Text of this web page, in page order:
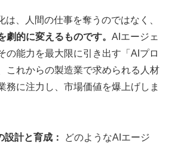
は、人間の仕事を奪うのではなく、
劇的に変えるものです。 AIエージェ
の能力を最大限に引き出す「AIプロ
これからの製造業で求められる人材
務に注力し、市場価値を爆上げしま
計と育成：
どのようなAIエージ